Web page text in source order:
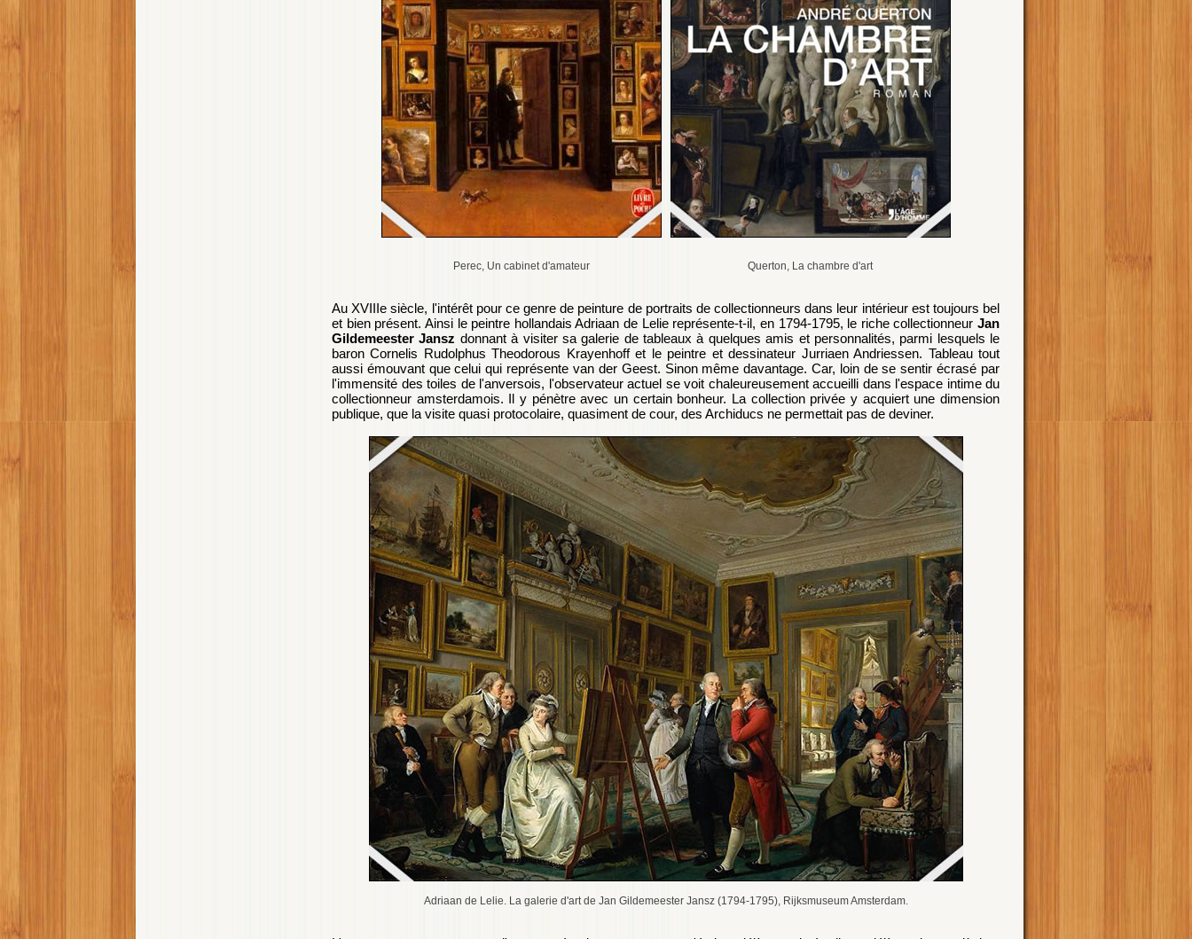
Perec, Un cabinet d'amateur Querton, La chambre d'art
Au XVIIIe siècle, l'intérêt pour ce genre de peinture de portraits de collectionneurs dans leur intérieur est toujours bel
et bien présent. Ainsi le peintre hollandais Adriaan de Lelie représente-t-il, en 1794-1795, le riche collectionneur Jan
Gildemeester Jansz donnant à visiter sa galerie de tableaux à quelques amis et personnalités, parmi lesquels le
baron Cornelis Rudolphus Theodorous Krayenhoff et le peintre et dessinateur Jurriaen Andriessen. Tableau tout
aussi émouvant que celui qui représente van der Geest. Sinon même davantage. Car, loin de se sentir écrasé par
l'immensité des toiles de l'anversois, l'observateur actuel se voit chaleureusement accueilli dans l'espace intime du
collectionneur amsterdamois. Il y pénètre avec un certain bonheur. La collection privée y acquiert une dimension
publique, que la visite quasi protocolaire, quasiment de cour, des Archiducs ne permettait pas de deviner.
Adriaan de Lelie. La galerie d'art de Jan Gildemeester Jansz (1794-1795), Rijksmuseum Amsterdam.